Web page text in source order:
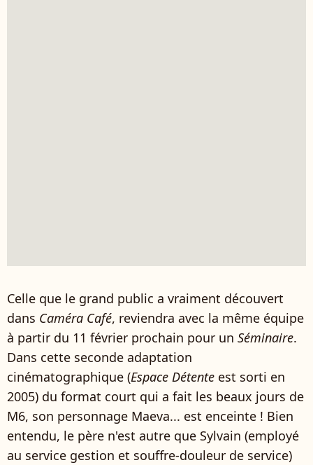
Celle que le grand public a vraiment découvert
dans Caméra Café, reviendra avec la même équipe
à partir du 11 février prochain pour un Séminaire.
Dans cette seconde adaptation
cinématographique (Espace Détente est sorti en
2005) du format court qui a fait les beaux jours de
M6, son personnage Maeva... est enceinte ! Bien
entendu, le père n'est autre que Sylvain (employé
au service gestion et souffre-douleur de service)